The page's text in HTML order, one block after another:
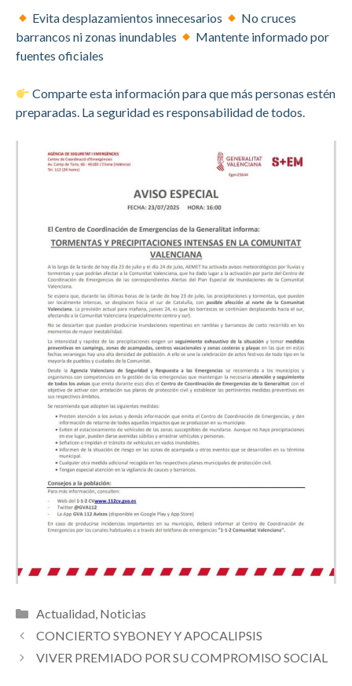
Evita desplazamientos innecesarios
No cruces
barrancos ni zonas inundables
Mantente informado por
fuentes oficiales
Comparte esta información para que más personas estén
preparadas. La seguridad es responsabilidad de todos.
Categorías
Actualidad, Noticias
CONCIERTO SYBONEY Y APOCALIPSIS
VIVER PREMIADO POR SU COMPROMISO SOCIAL